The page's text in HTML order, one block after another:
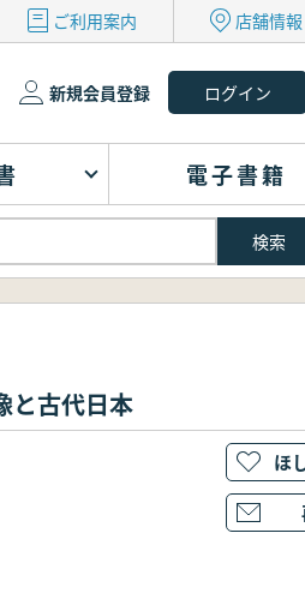
ご利用案内 店舗情
新規会員登録
電子書籍
古代日本
ほ